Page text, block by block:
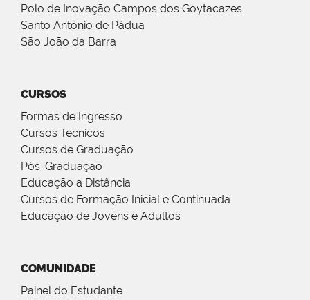
Polo de Inovação Campos dos Goytacazes
Santo Antônio de Pádua
São João da Barra
CURSOS
Formas de Ingresso
Cursos Técnicos
Cursos de Graduação
Pós-Graduação
Educação a Distância
Cursos de Formação Inicial e Continuada
Educação de Jovens e Adultos
COMUNIDADE
Painel do Estudante